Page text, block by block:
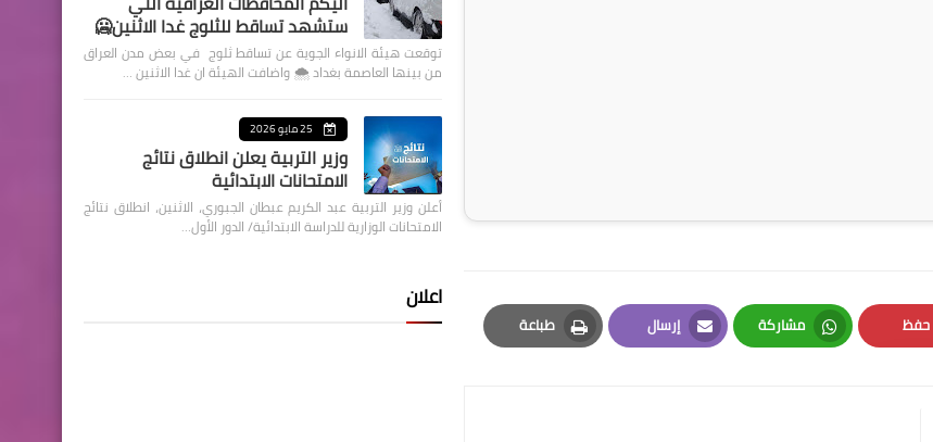
حفظ
Pinterest
مشاركة
Whatsapp
إرسال
Email
طباعة
Print
ستشهد تساقط للثلوج غدا الاثنين🥶
توقعت هيئة الانواء الجوية عن تساقط ثلوج في بعض مدن العراق
من بينها العاصمة بغداد ⁦🌨️⁩ واضافت الهيئة ان غدا الاثنين …
25 مايو 2026
وزير التربية يعلن انطلاق نتائج
الامتحانات الابتدائية
أعلن وزير التربية عبد الكريم عبطان الجبوري، الاثنين، انطلاق نتائج
الامتحانات الوزارية للدراسة الابتدائية/ الدور الأول…
اعلان